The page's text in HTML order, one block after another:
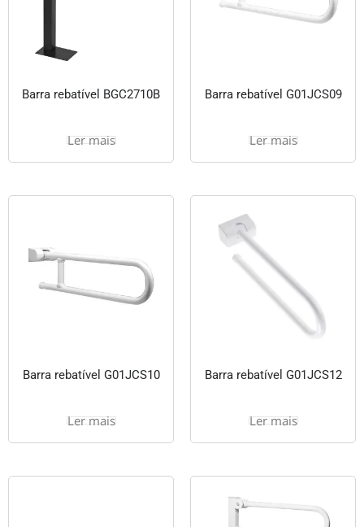
Barra rebatível BGC2710B
Ler mais
Barra rebatível G01JCS09
Ler mais
Barra rebatível G01JCS10
Ler mais
Barra rebatível G01JCS12
Ler mais